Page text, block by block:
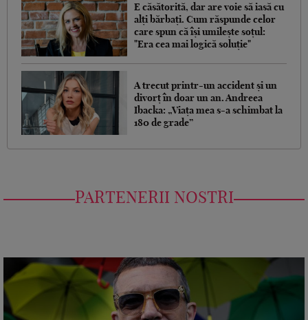
E căsătorită, dar are voie să iasă cu
alți bărbați. Cum răspunde celor
care spun că își umilește soțul:
"Era cea mai logică soluție"
A trecut printr-un accident și un
divorț în doar un an. Andreea
Ibacka: „Viața mea s-a schimbat la
180 de grade”
PARTENERII NOSTRI